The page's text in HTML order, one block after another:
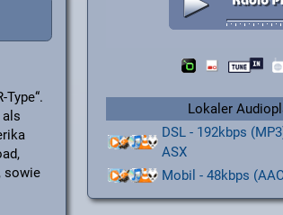
, sowie
Lokaler
DSL - 192kbps
ASX
Mobil - 48kbps